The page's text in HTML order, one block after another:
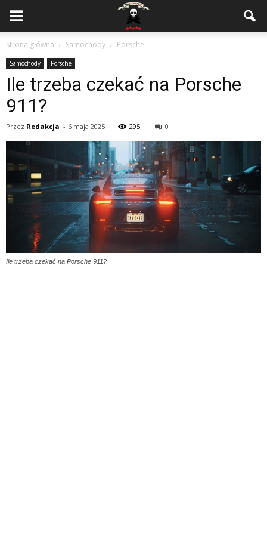
Strona główna Samochody Porsche
Samochody Porsche
Ile trzeba czekać na Porsche
911?
Przez Redakcja - 6 maja 2025 295 0
Ile trzeba czekać na Porsche 911?